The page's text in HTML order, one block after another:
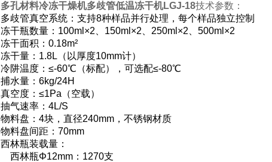
多孔材料冷冻干燥机多歧管低温冻干机LGJ-18技术参数：
多歧管真空系统：支持8种样品并行处理，每个样品独立控制
冻干瓶数量：100ml×2、150ml×2、250ml×2、500ml×2
冻干面积：0.18m²
冻干量：1.8L（以厚度10mm计）
冷阱温度：≤-60℃（标配），可选配≤-80℃
捕水量：6kg/24H
真空度：≤1Pa（空载）
抽气速率：4L/S
物料盘：4块，直径240mm，不锈钢材质
物料盘间距：70mm
西林瓶装载量：
西林瓶Φ12mm：1270支